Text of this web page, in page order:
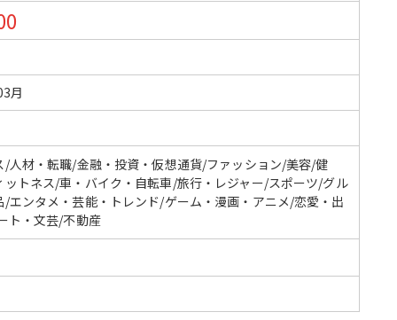
月
/人材・転職/金融・投資・仮想通貨/ファッション/美容/健
ットネス/車・バイク・自転車/旅行・レジャー/スポーツ/グル
/エンタメ・芸能・トレンド/ゲーム・漫画・アニメ/恋愛・出
ト・文芸/不動産